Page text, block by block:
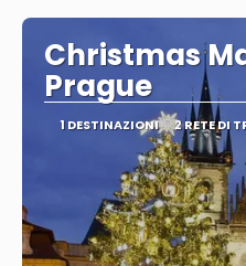
Christmas
Prague
1 DESTINAZIONI 2 RETE DI